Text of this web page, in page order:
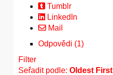
Tumblr
LinkedIn
Mail
Odpovědi (1)
Filter
Seřadit podle: Oldest First